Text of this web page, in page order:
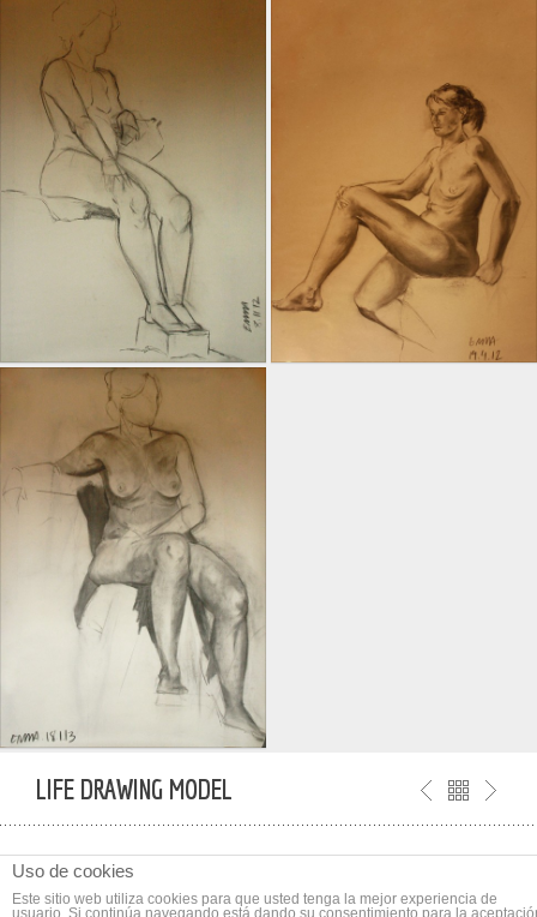
LIFE DRAWING MODEL
Uso de cookies
Este sitio web utiliza cookies para que usted tenga la mejor experiencia de
usuario. Si continúa navegando está dando su consentimiento para la